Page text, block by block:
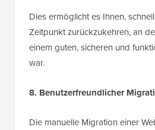
Dies ermöglicht es Ihnen,
Zeitpunkt zurückzukehren, an
einem guten, sicheren und
war.
8. Benutzerfreundlicher
Die manuelle Migration einer